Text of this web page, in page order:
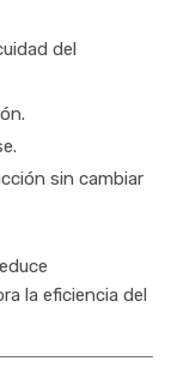
del
sin cambiar
la eficiencia del